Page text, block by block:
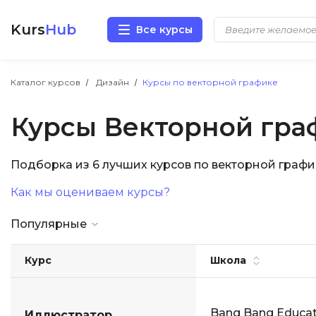
KursHub Все курсы
Каталог курсов Дизайн Курсы по векторной графике
Курсы Векторной
Подборка из 6 лучших курсов по векторной
Как мы оцениваем курсы?
Популярные
Курс Школа
Bang Bang
Разработка
Маркетинг
Аналитика
Иностранные языки